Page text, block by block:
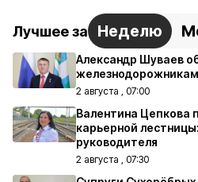
Лучшее за Неделю
Александр Шуваев
2 августа , 07:00
Валентина Цепкова
карьерной
руководителя
2 августа , 07:30